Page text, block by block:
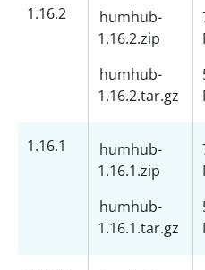
1.16.2
humhub-
1.16.2.zip
humhub-
1.16.2.tar.gz
1.16.1
humhub-
1.16.1.zip
humhub-
1.16.1.tar.gz